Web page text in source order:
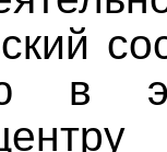
в